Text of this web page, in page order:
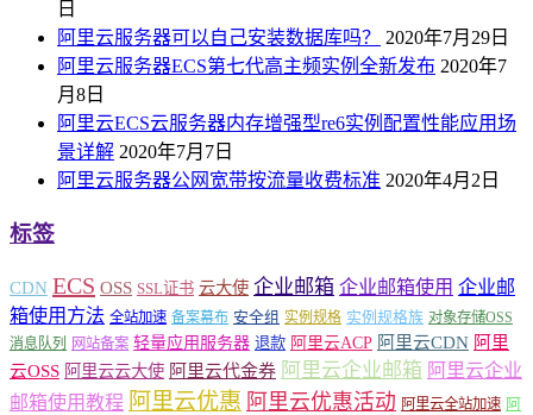
日
阿里云服务器可以自己安装数据库吗？
2020年7月29日
阿里云服务器ECS第七代高主频实例全新发布 2020年7
月8日
阿里云ECS云服务器内存增强型re6实例配置性能应用场
景详解 2020年7月7日
阿里云服务器公网宽带按流量收费标准 2020年4月2日
标签
CDN ECS OSS SSL证书 云大使 企业邮箱 企业邮箱使用 企业邮
箱使用方法 全站加速 备案幕布 安全组 实例规格 实例规格族 对象存储OSS
消息队列
网站备案 轻量应用服务器 退款 阿里云ACP 阿里云CDN 阿里
云OSS 阿里云云大使 阿里云代金券 阿里云企业邮箱 阿里云企业
邮箱使用教程 阿里云优惠 阿里云优惠活动 阿里云全站加速 阿